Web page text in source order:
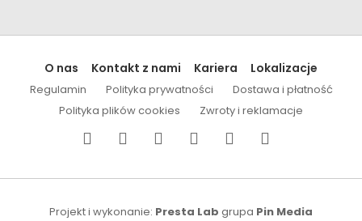
O nas Kontakt z nami Kariera Lokalizacje
Regulamin Polityka prywatności
Dostawa i płatność
Polityka plików cookies
Zwroty i reklamacje
Projekt i wykonanie: Presta Lab grupa Pin Media